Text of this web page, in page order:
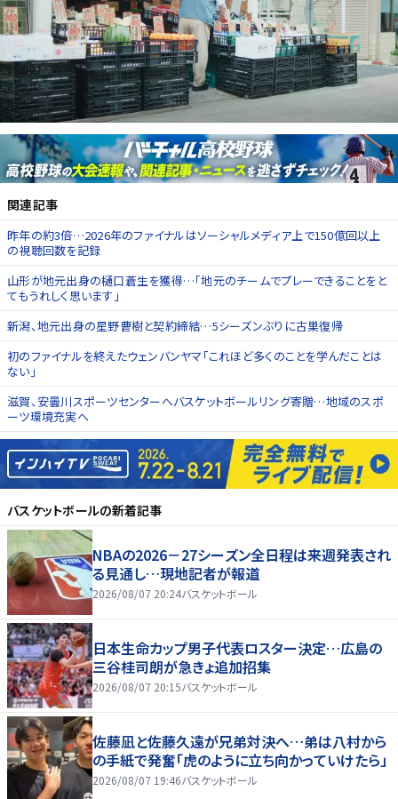
関連記事
昨年の約3倍…2026年のファイナルはソーシャルメディア上で150億回以上
の視聴回数を記録
山形が地元出身の樋口蒼生を獲得…「地元のチームでプレーできることをと
てもうれしく思います」
新潟、地元出身の星野曹樹と契約締結…5シーズンぶりに古巣復帰
初のファイナルを終えたウェンバンヤマ「これほど多くのことを学んだことは
ない」
滋賀、安曇川スポーツセンターへバスケットボールリング寄贈…地域のスポ
ーツ環境充実へ
バスケットボールの新着記事
NBAの2026－27シーズン全日程は来週発表され
る見通し…現地記者が報道
2026/08/07 20:24バスケットボール
日本生命カップ男子代表ロスター決定…広島の
三谷桂司朗が急きょ追加招集
2026/08/07 20:15バスケットボール
佐藤凪と佐藤久遠が兄弟対決へ…弟は八村から
の手紙で発奮「虎のように立ち向かっていけたら」
2026/08/07 19:46バスケットボール